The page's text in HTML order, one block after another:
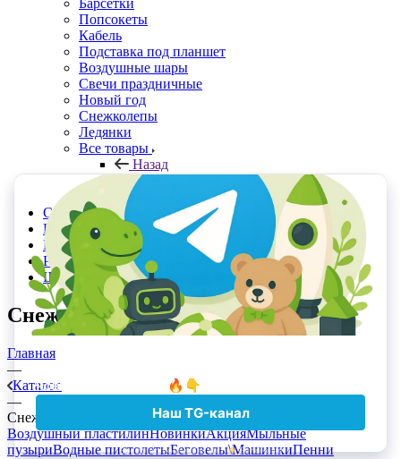
Барсетки
Попсокеты
Кабель
Подставка под планшет
Воздушные шары
Свечи праздничные
Новый год
Снежколепы
Ледянки
Все товары
Назад
Все товары
Планшеты для рисования
Скачать прайс в Excel
Прайс с Отсрочкой
Контакты
Реквизиты
Шоурумы и точки самовывоза
Снежколепы
Главная
—
Каталог
—
Снежколепы
Воздушный пластилинНовинкиАкцияМыльные
пузыриВодные пистолетыБеговелы\МашинкиПенни